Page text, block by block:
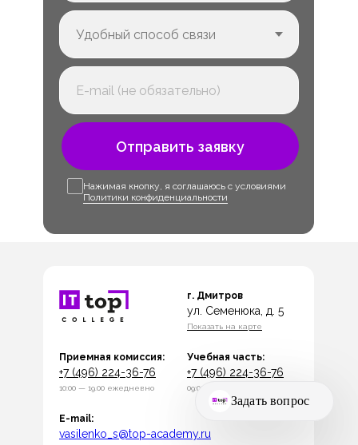
Отправить заявку
Нажимая кнопку, я соглашаюсь с условиями
Политики конфиденциальности
г. Дмитров
vasilenko_s@top-academy.ru
E-mail:
Приемная комиссия:
10:00 — 19.00 ежедневно 09:00 — 18:00 по будням
Учебная часть:
ул. Семенюка, д. 5
Показать на карте
+7 (496) 224-36-76 +7 (496) 224-36-76